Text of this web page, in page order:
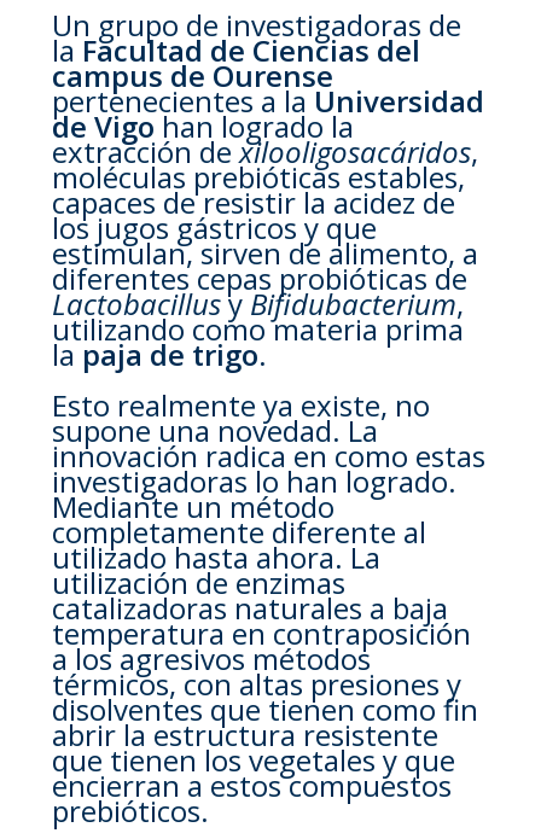
Un grupo de investigadoras de
laFacultad de Ciencias del
campus de Ourense
pertenecientes a laUniversidad
de Vigohan logrado la
extracción dexilooligosacáridos,
moléculas prebióticas estables,
capaces de resistir la acidez de
los jugos gástricos y que
estimulan, sirven de alimento, a
diferentes cepas probióticas de
LactobacillusyBifidubacterium,
utilizando como materia prima
lapaja de trigo.
Esto realmente ya existe, no
supone una novedad. La
innovación radica en como estas
investigadoras lo han logrado.
Mediante un método
completamente diferente al
utilizado hasta ahora. La
utilización de enzimas
catalizadoras naturales a baja
temperatura en contraposición
a los agresivos métodos
térmicos, con altas presiones y
disolventes que tienen como fin
abrir la estructura resistente
que tienen los vegetales y que
encierran a estos compuestos
prebióticos.